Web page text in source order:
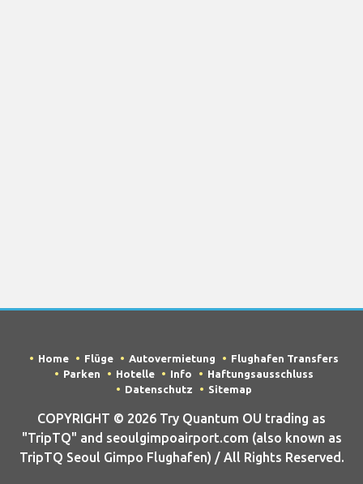
Home Flüge Autovermietung
Flughafen Transfers
Parken
Hotelle Info
Haftungsausschluss
Datenschutz
Sitemap
COPYRIGHT © 2026 Try Quantum OU trading as
"TripTQ" and seoulgimpoairport.com (also known as
TripTQ Seoul Gimpo Flughafen) / All Rights Reserved.